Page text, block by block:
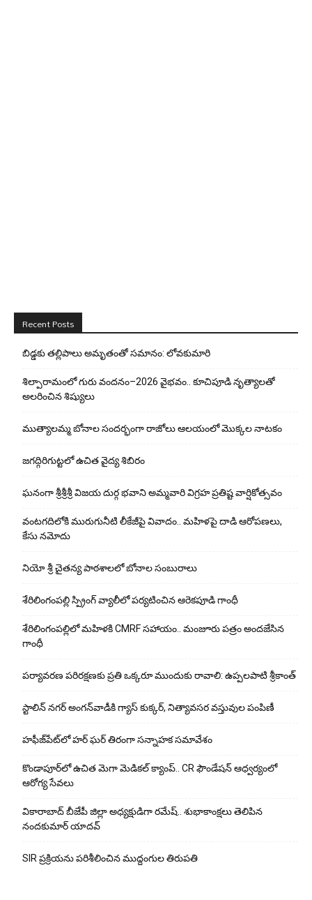
Recent Posts
బిడ్డ‌కు త‌ల్లిపాలు అమృతంతో స‌మానం: లోవ‌కుమారి
శిల్పారామంలో గురు వందనం–2026 వైభవం.. కూచిపూడి నృత్యాలతో
అలరించిన శిష్యులు
ముత్యాలమ్మ బోనాల సందర్భంగా రాజోలు ఆలయంలో మొక్కల నాటకం
జగద్గిరిగుట్టలో ఉచిత వైద్య శిబిరం
ఘనంగా శ్రీశ్రీశ్రీ విజయ దుర్గ భవాని అమ్మవారి విగ్రహ ప్రతిష్ట వార్షికోత్సవం
వంటగదిలోకి మురుగునీటి లీకేజీపై వివాదం.. మహిళపై దాడి ఆరోపణలు,
కేసు నమోదు
నియో శ్రీ చైతన్య పాఠశాలలో బోనాల సంబురాలు
శేరిలింగంపల్లి స్ప్రింగ్ వ్యాలీలో పర్యటించిన ఆరెకపూడి గాంధీ
శేరిలింగంపల్లిలో మ‌హిళ‌కి CMRF స‌హాయం.. మంజూరు పత్రం అందజేసిన
గాంధీ
పర్యావరణ పరిరక్షణకు ప్రతి ఒక్కరూ ముందుకు రావాలి: ఉప్పలపాటి శ్రీకాంత్
స్టాలిన్ నగర్ అంగన్‌వాడీకి గ్యాస్ కుక్కర్, నిత్యావసర వస్తువుల పంపిణీ
హఫీజ్‌పేట్‌లో హర్ ఘర్ తిరంగా సన్నాహక సమావేశం
కొండాపూర్‌లో ఉచిత మెగా మెడికల్ క్యాంప్.. CR ఫౌండేషన్ ఆధ్వర్యంలో
ఆరోగ్య సేవలు
వికారాబాద్ బీజేపీ జిల్లా అధ్యక్షుడిగా రమేష్‌.. శుభాకాంక్షలు తెలిపిన
నందకుమార్ యాదవ్
SIR ప్రక్రియను పరిశీలించిన ముద్దంగుల తిరుపతి